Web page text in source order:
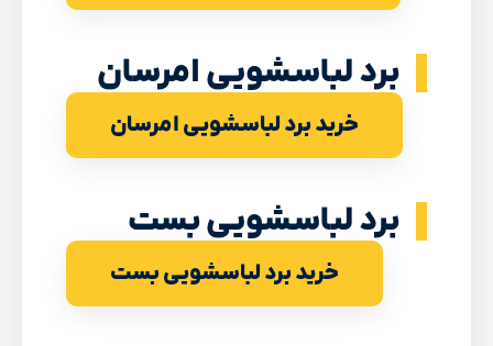
برد لباسشویی امرسان
خرید برد لباسشویی امرسان
برد لباسشویی بست
خرید برد لباسشویی بست